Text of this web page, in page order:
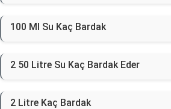
100 Ml Su Kaç Bardak
2 50 Litre Su Kaç Bardak Eder
2 Litre Kaç Bardak